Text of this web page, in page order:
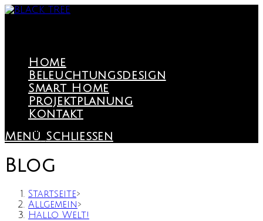
Zum
Home
Beleuchtungsdesign
Smart Home
Projektplanung
Kontakt
Menü Schließen
Blog
Startseite>
Allgemein>
Hallo Welt!